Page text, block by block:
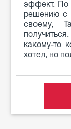
эффект. По
решению с
своему,
какому-то
хотел, но